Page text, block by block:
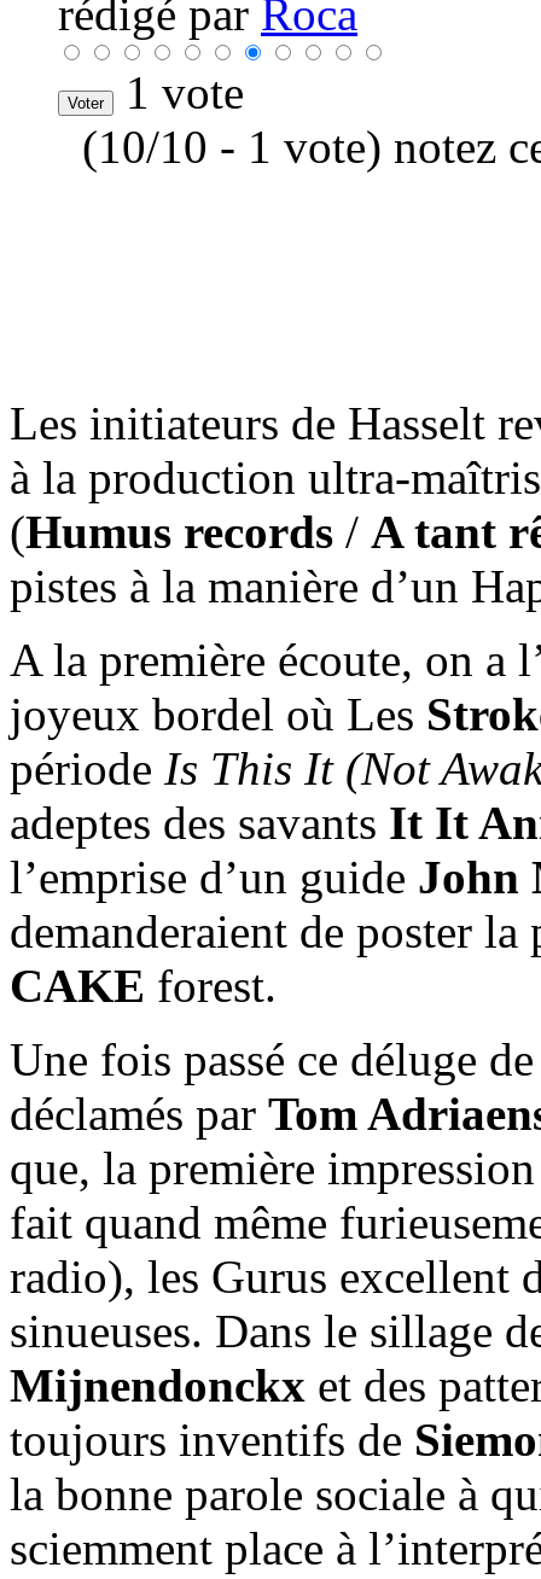
rédigé par Roca
1 vote
(10/10 - 1 vote) notez
Les initiateurs de Hasselt
à la production ultra-
(Humus records / A tant
pistes à la manière d’un
A la première écoute, on a
joyeux bordel où Les
période Is This It (Not
adeptes des savants It It
l’emprise d’un guide John
demanderaient de poster
CAKE forest.
Une fois passé ce déluge
déclamés par Tom
que, la première
fait quand même
radio), les Gurus excellent
sinueuses. Dans le sillage
Mijnendonckx et des
toujours inventifs de
la bonne parole sociale à
sciemment place à